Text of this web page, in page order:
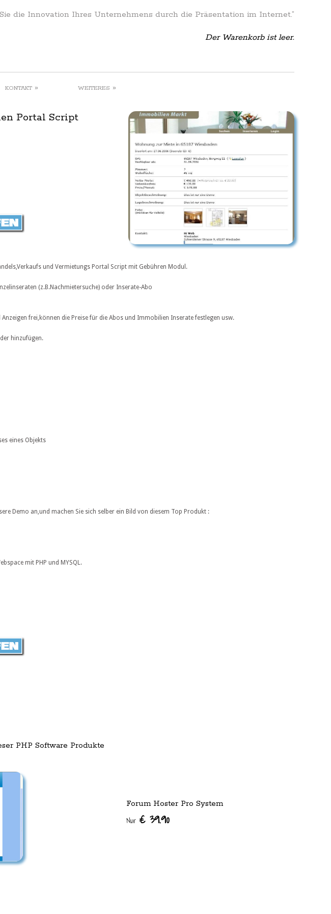
die Innovation Ihres Unternehmens durch die Präsentation im Internet.”
Der Warenkorb ist leer.
KONTAKT » WEITERES »
Portal Script
und Vermietungs Portal Script mit Gebühren Modul.
(z.B.Nachmietersuche) oder Inserate-Abo
frei,können die Preise für die Abos und Immobilien Inserate festlegen usw.
hinzufügen.
eines Objekts
Demo an,und machen Sie sich selber ein Bild von diesem Top Produkt :
mit PHP und MYSQL.
PHP Software Produkte
Forum Hoster Pro System
Nur € 39.90